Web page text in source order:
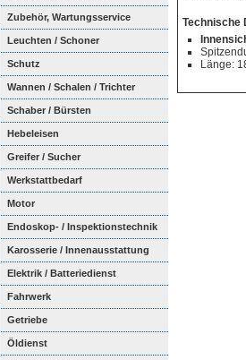
Zubehör, Wartungsservice
Leuchten / Schoner
Schutz
Wannen / Schalen / Trichter
Schaber / Bürsten
Hebeleisen
Greifer / Sucher
Werkstattbedarf
Motor
Endoskop- / Inspektionstechnik
Karosserie / Innenausstattung
Elektrik / Batteriedienst
Fahrwerk
Getriebe
Öldienst
Technische
Länge: